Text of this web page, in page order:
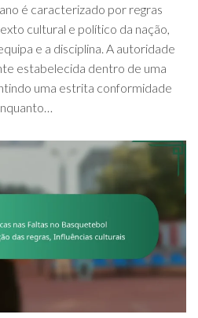
é caracterizado por regras
cultural e político da nação,
e a disciplina. A autoridade
estabelecida dentro de uma
uma estrita conformidade